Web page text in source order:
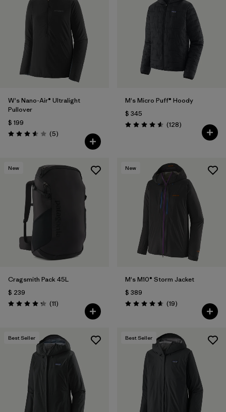
W's Nano-Air® Ultralight
Pullover
$ 199
Valoración: 3.6 / 5
(5Comentarios
)
M's Micro Puff® Hoody
$ 345
Valoración: 4.6 / 5
(128Comentarios
)
New
Cragsmith Pack 45L
$ 239
Valoración: 4.3 / 5
(11Comentarios
)
New
M's M10® Storm Jacket
$ 389
Valoración: 4.7 / 5
(19Comentarios
)
Best Seller Best Seller